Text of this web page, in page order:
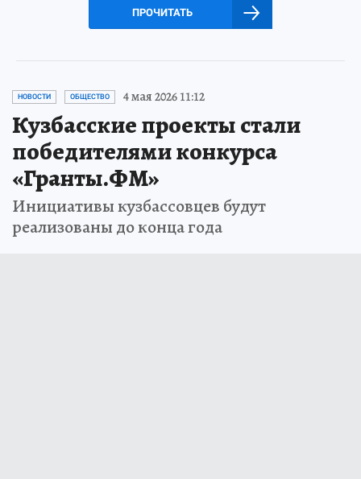
ПРОЧИТАТЬ
НОВОСТИ ОБЩЕСТВО 4 мая 2026 11:12
Кузбасские проекты стали
победителями конкурса
«Гранты.ФМ»
Инициативы кузбассовцев будут
реализованы до конца года